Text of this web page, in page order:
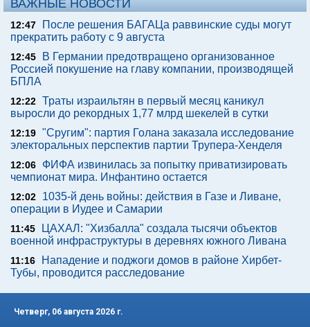
ВАЖНЫЕ НОВОСТИ
12:47
После решения БАГАЦа раввинские суды могут
прекратить работу с 9 августа
12:45
В Германии предотвращено организованное
Россией покушение на главу компании, производящей
БПЛА
12:22 Траты израильтян в первый месяц каникул
выросли до рекордных 1,77 млрд шекелей в сутки
12:19 "Сругим": партия Голана заказала исследование
электоральных перспектив партии Трупера-Хенделя
12:06
ФИФА извинилась за попытку приватизировать
чемпионат мира. Инфантино остается
12:02
1035-й день войны: действия в Газе и Ливане,
операции в Иудее и Самарии
11:45
ЦАХАЛ: "Хизбалла" создала тысячи объектов
военной инфраструктуры в деревнях южного Ливана
11:16
Нападение и поджоги домов в районе Хирбет-
Тубы, проводится расследование
Четверг, 06 августа 2026 г.